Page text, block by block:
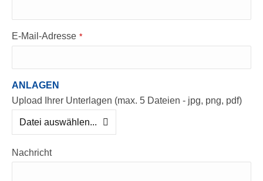
E-Mail-Adresse *
ANLAGEN
Upload Ihrer Unterlagen (max. 5 Dateien - jpg, png, pdf)
Datei auswählen...
Nachricht